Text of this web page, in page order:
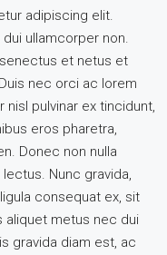
adipiscing elit.
ullamcorper non.
et netus et
nec orci ac lorem
pulvinar ex tincidunt,
eros pharetra,
Donec non nulla
Nunc gravida,
consequat ex, sit
aliquet metus nec dui
gravida diam est, ac